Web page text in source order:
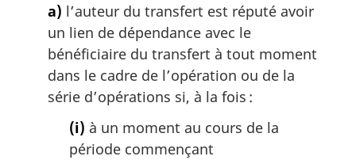
a) l’auteur du transfert est réputé avoir
un lien de dépendance avec le
bénéficiaire du transfert à tout moment
dans le cadre de l’opération ou de la
série d’opérations si, à la fois :
(i) à un moment au cours de la
période commençant